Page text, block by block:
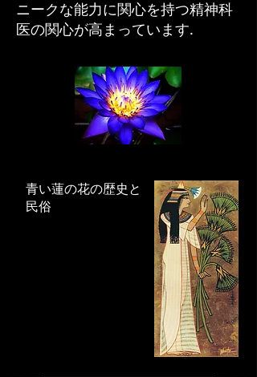
ニークな能力に関心を持つ精神科
医の関心が高まっています.
青い蓮の花の歴史と
民俗